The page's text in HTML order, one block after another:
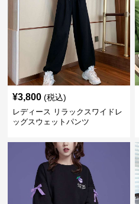
¥3,800 (税込)
レディース リラックスワイドレ
ッグスウェットパンツ